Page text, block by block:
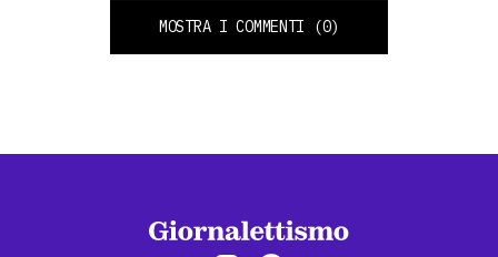
MOSTRA I COMMENTI (0)